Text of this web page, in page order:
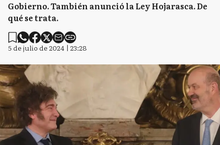
Gobierno. También anunció la Ley Hojarasca. De
qué se trata.
5 de julio de 2024 | 23:28